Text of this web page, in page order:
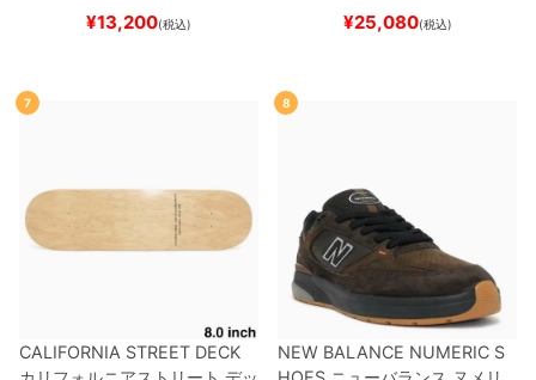
EPENDENTHOSTAGE
スケートボード スケボー
¥13,200(税込)
ード スケボー
¥25,080(税込)
7
CALIFORNIA STREET DECK
8
NEW BALANCE NUMERIC S